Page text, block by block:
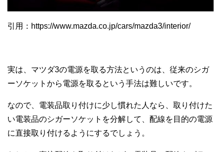
引用：https://www.mazda.co.jp/cars/mazda3/interior/
実は、マツダ3の電源を取る方法というのは、従来のシガ
ーソケットから電源を取るという手法は難しいです。
なので、電装品取り付けに少し慣れた人なら、取り付けた
い電装品のシガーソケットを分解して、配線を目的の電源
に直接取り付けるようにするでしょう。